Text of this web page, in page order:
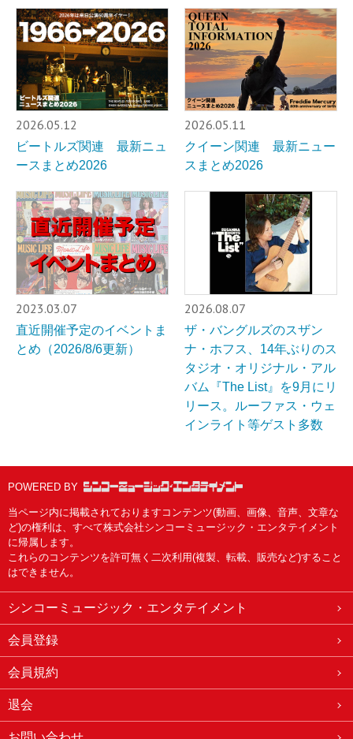
2026.05.12
ビートルズ関連 最新ニュ
ースまとめ2026
2026.05.11
クイーン関連 最新ニュー
スまとめ2026
2023.03.07
直近開催予定のイベントま
とめ（2026/8/6更新）
2026.08.07
ザ・バングルズのスザン
ナ・ホフス、14年ぶりのス
タジオ・オリジナル・アル
バム『The List』を9月にリ
リース。ルーファス・ウェ
インライト等ゲスト多数
POWERED BY
当ページ内に掲載されておりますコンテンツ(動画、画像、音声、文章な
ど)の権利は、すべて株式会社シンコーミュージック・エンタテイメント
に帰属します。
これらのコンテンツを許可無く二次利用(複製、転載、販売など)すること
はできません。
シンコーミュージック・エンタテイメント
会員登録
会員規約
退会